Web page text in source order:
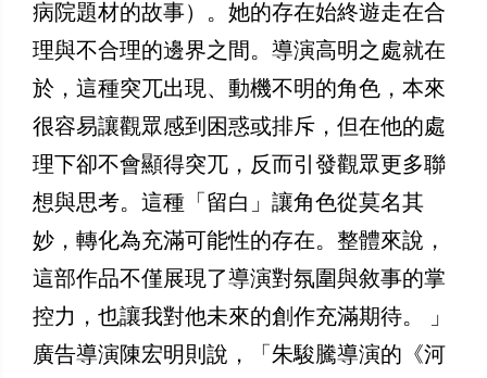
病院題材的故事）。她的存在始終遊走在合
理與不合理的邊界之間。導演高明之處就在
於，這種突兀出現、動機不明的角色，本來
很容易讓觀眾感到困惑或排斥，但在他的處
理下卻不會顯得突兀，反而引發觀眾更多聯
想與思考。這種「留白」讓角色從莫名其
妙，轉化為充滿可能性的存在。整體來說，
這部作品不僅展現了導演對氛圍與敘事的掌
控力，也讓我對他未來的創作充滿期待。 」
廣告導演陳宏明則說，「朱駿騰導演的《河